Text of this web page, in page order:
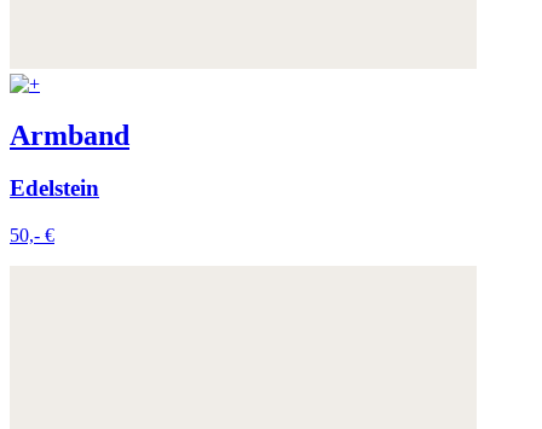
Weitere Informationen:
Armband
Edelstein
50,- €